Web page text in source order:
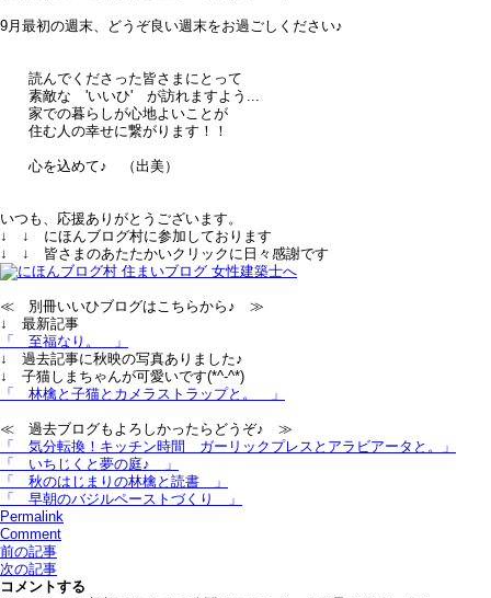
9月最初の週末、どうぞ良い週末をお過ごしください♪
読んでくださった皆さまにとって
素敵な 'いいひ' が訪れますよう...
家での暮らしが心地よいことが
住む人の幸せに繋がります！！
心を込めて♪ （出美）
いつも、応援ありがとうございます。
↓ ↓ にほんブログ村に参加しております
↓ ↓ 皆さまのあたたかいクリックに日々感謝です
≪ 別冊いいひブログはこちらから♪ ≫
↓ 最新記事
「 至福なり。 」
↓ 過去記事に秋映の写真ありました♪
↓ 子猫しまちゃんが可愛いです(*^-^*)
「 林檎と子猫とカメラストラップと。 」
≪ 過去ブログもよろしかったらどうぞ♪ ≫
「 気分転換！キッチン時間＿ガーリックプレスとアラビアータと。」
「 いちじくと夢の庭♪ 」
「 秋のはじまりの林檎と読書 」
「 早朝のバジルペーストづくり 」
Permalink
Comment
前の記事
次の記事
コメントする